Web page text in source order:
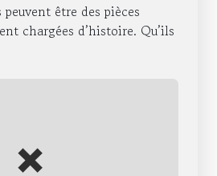
être des pièces
chargées d’histoire. Qu’ils